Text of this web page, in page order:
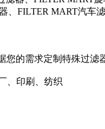
、FILTER MART汽车
的需求定制特殊过滤
、印刷、纺织